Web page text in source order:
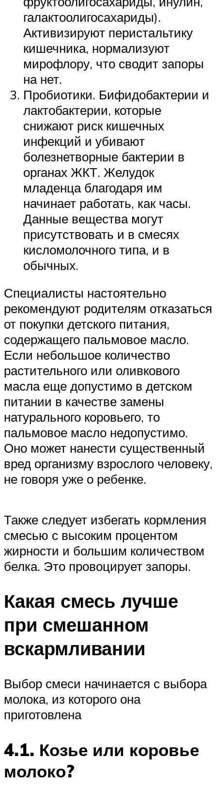
галактоолигосахариды).
Активизируют перистальтику
кишечника, нормализуют
мирофлору, что сводит запоры
на нет.
Пробиотики. Бифидобактерии и
лактобактерии, которые
снижают риск кишечных
инфекций и убивают
болезнетворные бактерии в
органах ЖКТ. Желудок
младенца благодаря им
начинает работать, как часы.
Данные вещества могут
присутствовать и в смесях
кисломолочного типа, и в
обычных.
Специалисты настоятельно
рекомендуют родителям отказаться
от покупки детского питания,
содержащего пальмовое масло.
Если небольшое количество
растительного или оливкового
масла еще допустимо в детском
питании в качестве замены
натурального коровьего, то
пальмовое масло недопустимо.
Оно может нанести существенный
вред организму взрослого человеку,
не говоря уже о ребенке.
Также следует избегать кормления
смесью с высоким процентом
жирности и большим количеством
белка. Это провоцирует запоры.
Какая смесь лучше
при смешанном
вскармливании
Выбор смеси начинается с выбора
молока, из которого она
приготовлена
4.1. Козье или коровье
молоко?